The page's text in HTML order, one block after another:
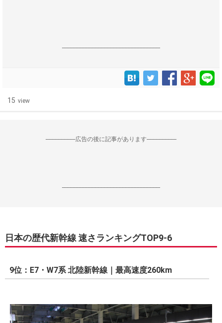
------------------------------------------------------------------
15 view
--------------------広告の後に記事があります--------------------
------------------------------------------------------------------
日本の歴代新幹線 速さランキングTOP9-6
9位：E7・W7系 北陸新幹線｜最高速度260km